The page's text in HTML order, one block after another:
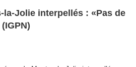
la-Jolie interpellés : «Pas de